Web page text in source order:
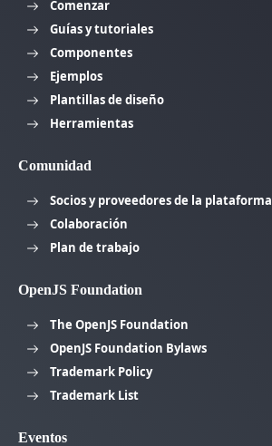
Comenzar
Guías y tutoriales
Componentes
Ejemplos
Plantillas de diseño
Herramientas
Comunidad
Socios y proveedores de la plataforma
Colaboración
Plan de trabajo
OpenJS Foundation
The OpenJS Foundation
OpenJS Foundation Bylaws
Trademark Policy
Trademark List
Eventos